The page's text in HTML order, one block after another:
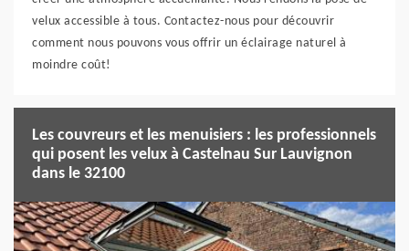
velux accessible à tous. Contactez-nous pour découvrir
comment nous pouvons vous offrir un éclairage naturel à
moindre coût!
Les couvreurs et les menuisiers : les professionnels
qui posent les velux à Castelnau Sur Lauvignon
dans le 32100